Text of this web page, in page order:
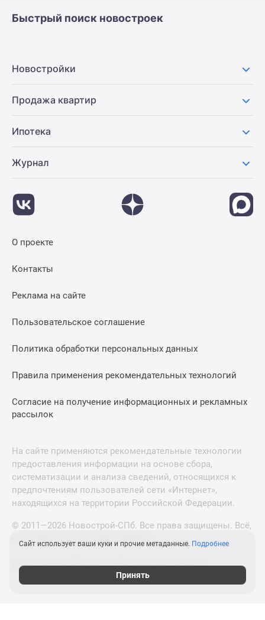
Быстрый поиск новостроек
Новостройки
Продажа квартир
Ипотека
Журнал
О проекте
Контакты
Реклама на сайте
Пользовательское соглашение
Политика обработки персональных данных
Правила применения рекомендательных технологий
Согласие на получение информационных и рекламных
рассылок
На сайте применяются рекомендательные технологии
предоставления информации на основе сбора,
систематизации и анализа сведений, относящихся к
предпочтениям пользователей сети «Интернет»,
находящихся на территории Российской Федерации.
© 2011—2026 Новострой-СПб. Все права защищены. Всё,
что нужно знать о новостройках
Новостройки Москвы и Московской области
Сайт использует ваши куки и прочие метаданные. Подробнее
Принять